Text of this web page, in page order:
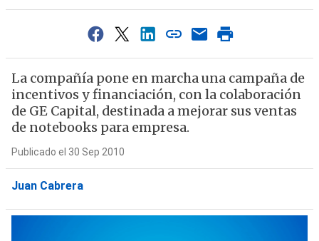
La compañía pone en marcha una campaña de
incentivos y financiación, con la colaboración
de GE Capital, destinada a mejorar sus ventas
de notebooks para empresa.
Publicado el 30 Sep 2010
Juan Cabrera